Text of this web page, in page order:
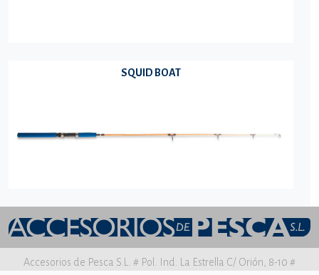
SQUID BOAT
Accesorios de Pesca S.L. # Pol. Ind. La Estrella C/ Orión, 8-10 #